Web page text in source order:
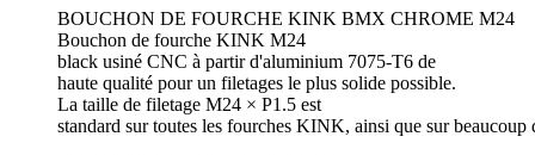
BOUCHON DE FOURCHE KINK BMX CHROME M24
Bouchon de fourche KINK M24
black usiné CNC à partir d'aluminium 7075-T6 de
haute qualité pour un filetages le plus solide possible.
La taille de filetage M24 × P1.5 est
standard sur toutes les fourches KINK, ainsi que sur beaucoup